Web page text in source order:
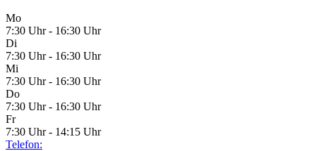
Mo
7:30 Uhr - 16:30 Uhr
Di
7:30 Uhr - 16:30 Uhr
Mi
7:30 Uhr - 16:30 Uhr
Do
7:30 Uhr - 16:30 Uhr
Fr
7:30 Uhr - 14:15 Uhr
Telefon: